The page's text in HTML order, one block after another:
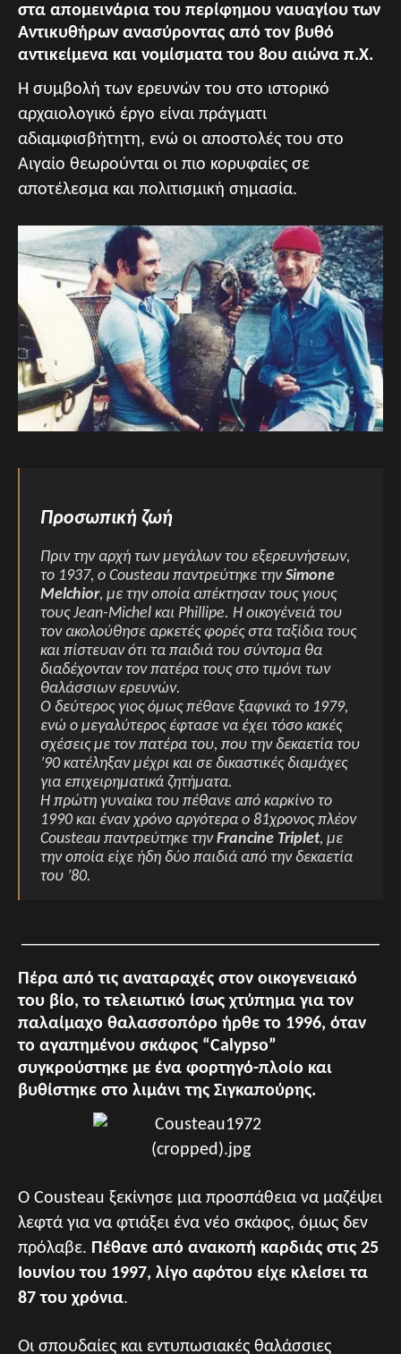
στα απομεινάρια του περίφημου ναυαγίου των
Αντικυθήρων ανασύροντας από τον βυθό
αντικείμενα και νομίσματα του 8ου αιώνα π.Χ.
Η συμβολή των ερευνών του στο ιστορικό
αρχαιολογικό έργο είναι πράγματι
αδιαμφισβήτητη, ενώ οι αποστολές του στο
Αιγαίο θεωρούνται οι πιο κορυφαίες σε
αποτέλεσμα και πολιτισμική σημασία.
Προσωπική ζωή
Πριν την αρχή των μεγάλων του εξερευνήσεων,
το 1937, ο Cousteau παντρεύτηκε τηνSimone
Melchior, με την οποία απέκτησαν τους γιους
τους Jean-Michel και Phillipe. Η οικογένειά του
τον ακολούθησε αρκετές φορές στα ταξίδια τους
και πίστευαν ότι τα παιδιά του σύντομα θα
διαδέχονταν τον πατέρα τους στο τιμόνι των
θαλάσσιων ερευνών.
Ο δεύτερος γιος όμως πέθανε ξαφνικά το 1979,
ενώ ο μεγαλύτερος έφτασε να έχει τόσο κακές
σχέσεις με τον πατέρα του, που την δεκαετία του
’90 κατέληξαν μέχρι και σε δικαστικές διαμάχες
για επιχειρηματικά ζητήματα.
Η πρώτη γυναίκα του πέθανε από καρκίνο το
1990 και έναν χρόνο αργότερα ο 81χρονος πλέον
Cousteau παντρεύτηκε τηνFrancine Triplet, με
την οποία είχε ήδη δύο παιδιά από την δεκαετία
του ’80.
Πέρα από τις αναταραχές στον οικογενειακό
του βίο, το τελειωτικό ίσως χτύπημα για τον
παλαίμαχο θαλασσοπόρο ήρθε το 1996, όταν
το αγαπημένου σκάφος “Calypso”
συγκρούστηκε με ένα φορτηγό-πλοίο και
βυθίστηκε στο λιμάνι της Σιγκαπούρης.
Ο Cousteau ξεκίνησε μια προσπάθεια να μαζέψει
λεφτά για να φτιάξει ένα νέο σκάφος, όμως δεν
πρόλαβε. Πέθανε από ανακοπή καρδιάς στις 25
Ιουνίου του 1997, λίγο αφότου είχε κλείσει τα
87 του χρόνια.
Οι σπουδαίες και εντυπωσιακές θαλάσσιες